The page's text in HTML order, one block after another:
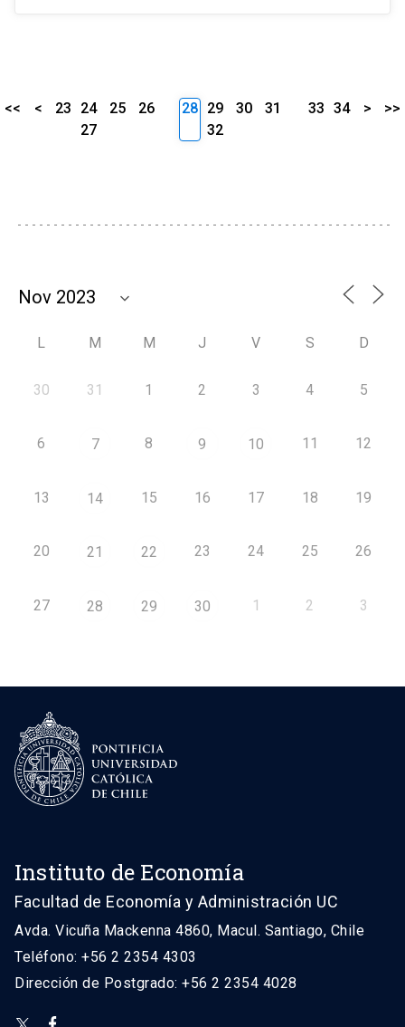
<< < 23 24 25
26
27
28 29 30
31
32
33 34 > >>
L M M J V S D
30 31 1 2 3 4 5
6 7 8 9 10 11 12
13 14 15 16 17 18 19
20 21 22 23 24 25 26
27 28 29 30 1 2 3
Instituto de Economía
Facultad de Economía y Administración UC
Avda. Vicuña Mackenna 4860, Macul. Santiago, Chile
Teléfono: +56 2 2354 4303
Dirección de Postgrado: +56 2 2354 4028